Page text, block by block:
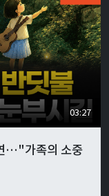
03:27
…"가족의 소중